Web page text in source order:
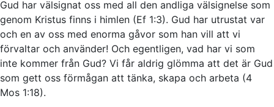
Gud har välsignat oss med all den andliga välsignelse som
genom Kristus finns i himlen (Ef 1:3). Gud har utrustat var
och en av oss med enorma gåvor som han vill att vi
förvaltar och använder! Och egentligen, vad har vi som
inte kommer från Gud? Vi får aldrig glömma att det är Gud
som gett oss förmågan att tänka, skapa och arbeta (4
Mos 1:18).